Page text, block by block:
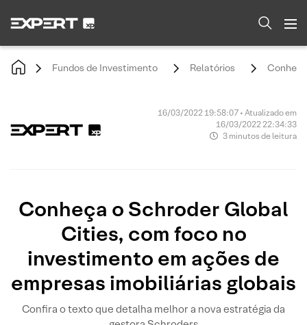
Fundos de Investimento Relatórios
16/03/2022 19:58:07 • Atualizado em
16/03/2022 22:34:33
3 minutos de leitura
Conheça o Schroder Global
Cities, com foco no
investimento em ações de
empresas imobiliárias globais
Confira o texto que detalha melhor a nova estratégia da